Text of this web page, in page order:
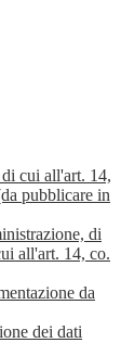
cui all'art. 14,
pubblicare in
di
all'art. 14, co.
da
dei dati